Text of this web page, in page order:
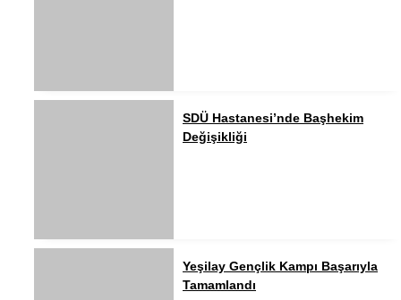
SDÜ Hastanesi’nde Başhekim
Değişikliği
Yeşilay Gençlik Kampı Başarıyla
Tamamlandı